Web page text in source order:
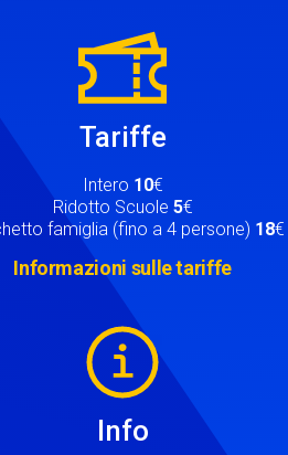
Tariffe
Intero 10€
Ridotto Scuole 5€
famiglia (fino a 4 persone) 18€
Informazioni sulle tariffe
Info